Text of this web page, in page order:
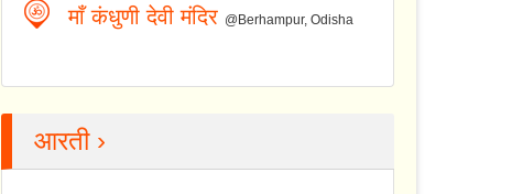
माँ कंधुणी देवी मंदिर @Berhampur, Odisha
आरती ›